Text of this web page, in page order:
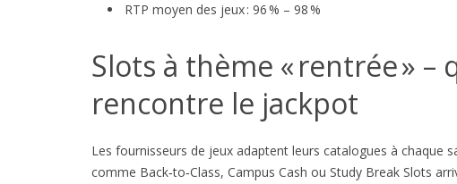
RTP moyen des jeux : 96 % – 98 %
Slots à thème « rentrée »
rencontre le jackpot
Les fournisseurs de jeux adaptent leurs catalogues à chaque
comme Back‑to‑Class, Campus Cash ou Study Break Slots